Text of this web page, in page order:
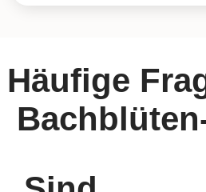
Häufige